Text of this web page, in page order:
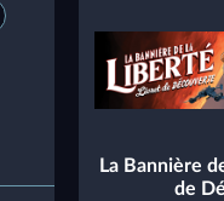
La Bannière
de